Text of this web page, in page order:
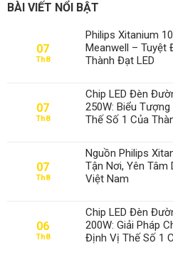
BÀI VIẾT NỔI BẬT
07
Th8
Philips Xitanium
Meanwell – Tuyệt
Thành Đạt LED
07
Th8
Chip LED Đèn
250W: Biểu
Thế Số 1 Của
07
Th8
Nguồn Philips
Tận Nơi, Yên Tâm
Việt Nam
06
Th8
Chip LED Đèn
200W: Giải Pháp
Định Vị Thế Số 1